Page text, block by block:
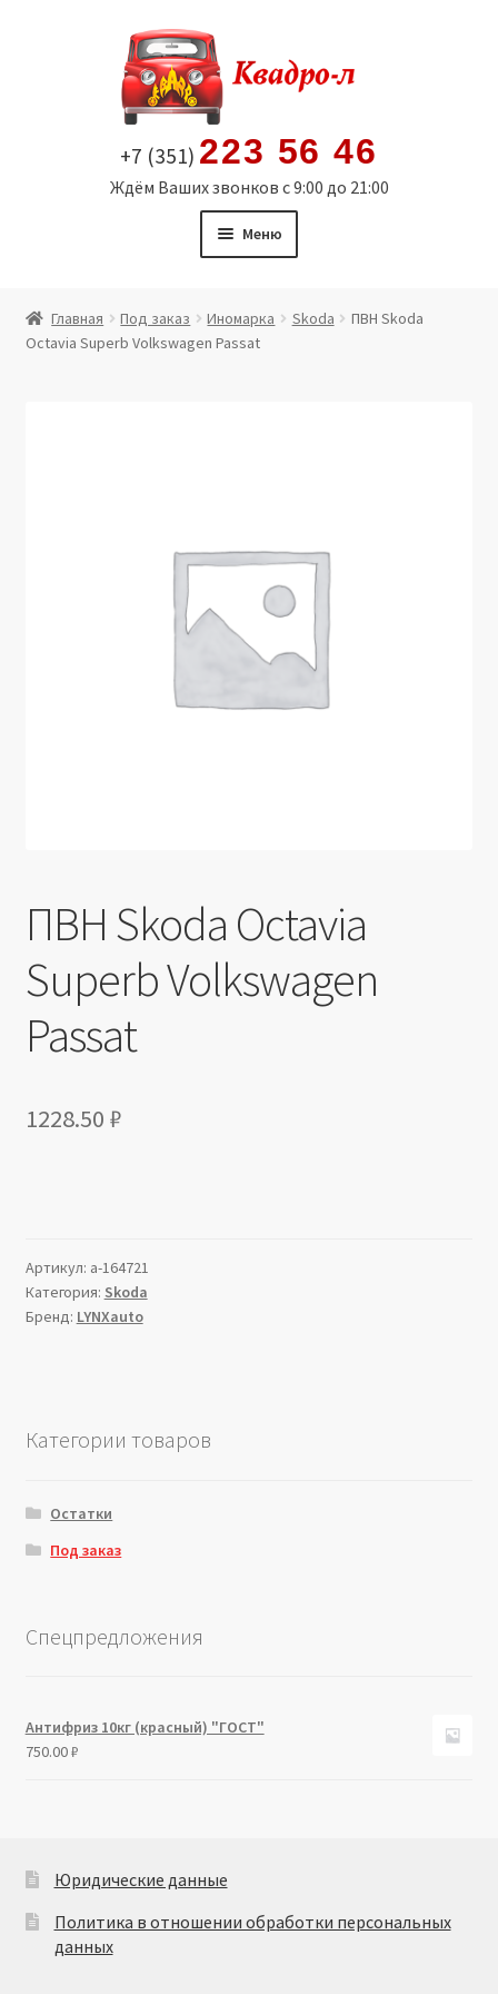
содержимому
+7 (351) 223 56 46
Ждём Ваших звонков с 9:00 до 21:00
Меню
Витрина
Юридические данные
Главная Под заказ Иномарка Skoda
ПВН Skoda
Octavia Superb Volkswagen Passat
ПВН Skoda Octavia
Superb Volkswagen
Passat
1228.50 ₽
Артикул: a-164721
Категория: Skoda
Бренд: LYNXauto
Категории товаров
Остатки
Под заказ
Спецпредложения
Антифриз 10кг (красный) "ГОСТ"
750.00₽
Юридические данные
Политика в отношении обработки персональных
данных